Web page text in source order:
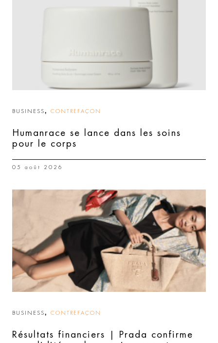
BUSINESS, CONTREFAÇON
Humanrace se lance dans les soins
pour le corps
05 août 2026
BUSINESS, CONTREFAÇON
Résultats financiers | Prada confirme